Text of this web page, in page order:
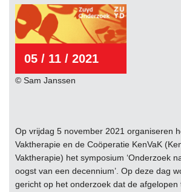
05 / 11 / 2021
© Sam Janssen
Op vrijdag 5 november 2021 organiseren
Vaktherapie en de Coöperatie KenVaK
Vaktherapie) het symposium ‘Onderzoek
oogst van een decennium’. Op deze dag
gericht op het onderzoek dat de